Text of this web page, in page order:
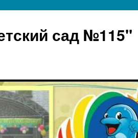
сад №115"